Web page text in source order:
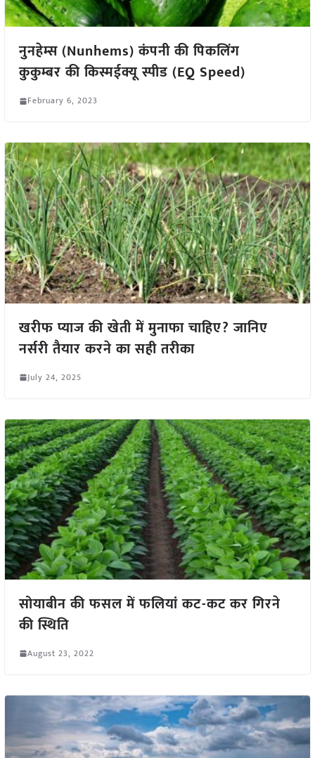
नुनहेम्स (Nunhems) कंपनी की पिकलिंग
कुकुम्बर की किस्मईक्यू स्पीड (EQ Speed)
February 6, 2023
खरीफ प्याज की खेती में मुनाफा चाहिए? जानिए
नर्सरी तैयार करने का सही तरीका
July 24, 2025
सोयाबीन की फसल में फलियां कट-कट कर गिरने
की स्थिति
August 23, 2022